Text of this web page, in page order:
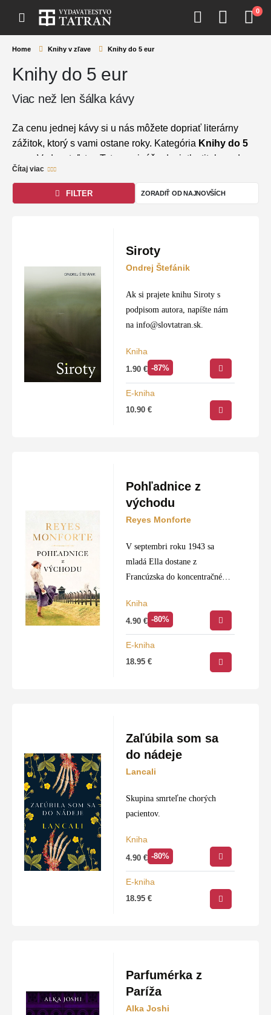
0
Home Knihy v zľave Knihy do 5 eur
Knihy do 5 eur
Viac než len šálka kávy
Za cenu jednej kávy si u nás môžete dopriať literárny
zážitok, ktorý s vami ostane roky. Kategória Knihy do 5
z Vydavateľstva Tatran prináša desiatky titulov od
svetových autorov za zlomok ich pôvodnej ceny. Nájdete
tu bestsellery od mien ako
Maggie O’Farrell, Quentin
Tarantino, Ken FollettčiLucinda Riley. Ide o
Ponuka:Svetové bestsellery, historická beletria,
krimi a motivačná literatúra.
Cena:
Maximálna hodnota za minimálnu investíciu
– ideálne na rozšírenie knižnice.
Dostupnosť:Všetky knihy skladom na
slovtatran.sks doručením po celom Slovensku.
Čítaj viac
FILTER
Siroty
Ondrej Štefánik
Ak si prajete knihu Siroty s
podpisom autora, napíšte nám
nainfo@slovtatran.sk.
Kniha
1.90€ -87%
E-kniha
10.90€
Pohľadnice z
východu
Reyes Monforte
V septembri roku 1943 sa
mladá Ella dostane z
Francúzska do koncentračného
ženského tábora Maria
Mandelová, krvilačná esesáčka
prezývaná Beštia, zistí, že
dokonale ovláda kaligrafiu, a
Kniha
4.90€ -80%
E-kniha
18.95€
Zaľúbila som sa
do nádeje
Lancali
Skupina smrteľne chorých
pacientov.
Kniha
4.90€ -80%
E-kniha
18.95€
Parfumérka z
Paríža
Alka Joshi